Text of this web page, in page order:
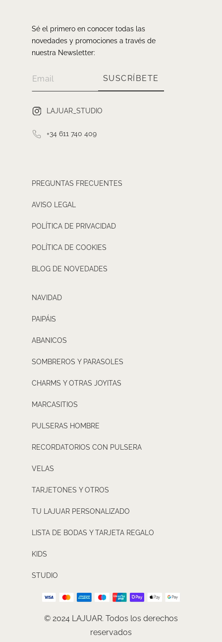
Sé el primero en conocer todas las
novedades y promociones a través de
nuestra Newsletter:
SUSCRÍBETE
LAJUAR_STUDIO
+34 611 740 409
PREGUNTAS FRECUENTES
AVISO LEGAL
POLÍTICA DE PRIVACIDAD
POLÍTICA DE COOKIES
BLOG DE NOVEDADES
NAVIDAD
PAIPÁIS
ABANICOS
SOMBREROS Y PARASOLES
CHARMS Y OTRAS JOYITAS
MARCASITIOS
PULSERAS HOMBRE
RECORDATORIOS CON PULSERA
VELAS
TARJETONES Y OTROS
TU LAJUAR PERSONALIZADO
LISTA DE BODAS Y TARJETA REGALO
KIDS
STUDIO
© 2024 LAJUAR. Todos los derechos
reservados